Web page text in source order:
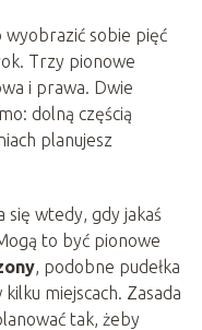
wyobrazić sobie pięć
Trzy pionowe
i prawa. Dwie
dolną częścią
planujesz
się wtedy, gdy jakaś
to być pionowe
, podobne pudełka
miejscach. Zasada
tak, żeby